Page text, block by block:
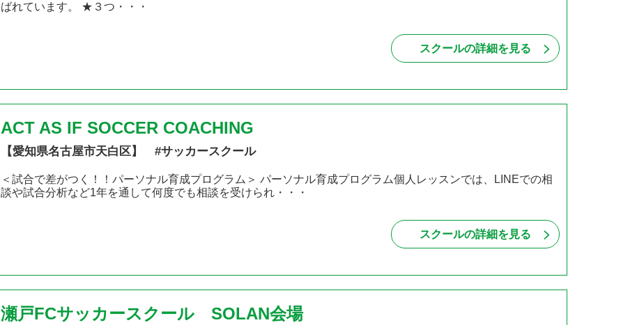
ばれています。 ★３つ・・・
スクールの詳細を見る
ACT AS IF SOCCER COACHING
【愛知県名古屋市天白区】 #サッカースクール
＜試合で差がつく！！パーソナル育成プログラム＞ パーソナル育成プログラム個人レッスンでは、LINEでの相
談や試合分析など1年を通して何度でも相談を受けられ・・・
スクールの詳細を見る
瀬戸FCサッカースクール SOLAN会場